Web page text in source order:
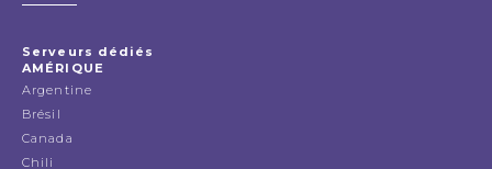
Serveurs dédiés
AMÉRIQUE
Argentine
Brésil
Canada
Chili